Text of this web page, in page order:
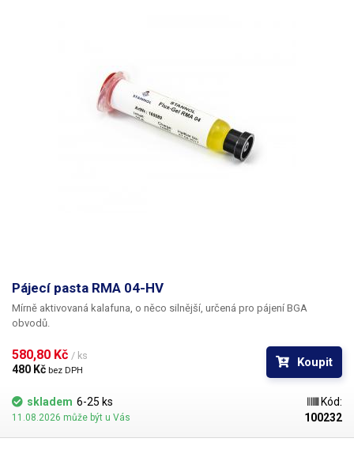
Pájecí pasta RMA 04-HV
Mírně aktivovaná kalafuna, o něco silnější, určená pro pájení BGA
580,80 Kč / ks
480 Kč bez DPH
Koupit
skladem 6-25 ks
11.08.2026 může být u Vás
Kód:
100232